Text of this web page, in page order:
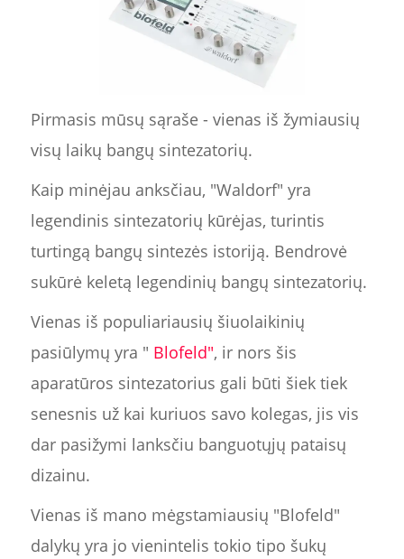
Pirmasis mūsų sąraše - vienas iš žymiausių
visų laikų bangų sintezatorių.
Kaip minėjau anksčiau, "Waldorf" yra
legendinis sintezatorių kūrėjas, turintis
turtingą bangų sintezės istoriją. Bendrovė
sukūrė keletą legendinių bangų sintezatorių.
Vienas iš populiariausių šiuolaikinių
pasiūlymų yra " Blofeld", ir nors šis
aparatūros sintezatorius gali būti šiek tiek
senesnis už kai kuriuos savo kolegas, jis vis
dar pasižymi lanksčiu banguotųjų pataisų
dizainu.
Vienas iš mano mėgstamiausių "Blofeld"
dalykų yra jo vienintelis tokio tipo šukų